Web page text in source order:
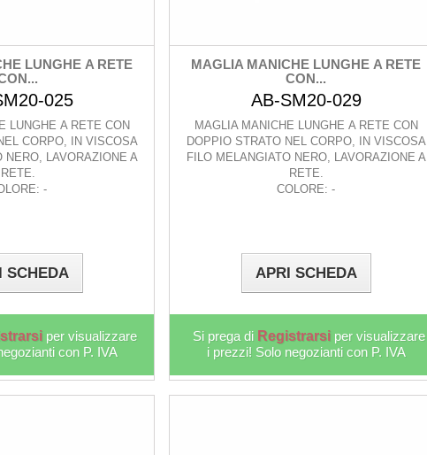
LUNGHE A RETE
025
LUNGHE A RETE CON
CORPO, IN VISCOSA
NERO, LAVORAZIONE A
RETE.
-
SCHEDA
per visualizzare
con P. IVA
MAGLIA MANICHE LUNGHE A RETE
CON...
AB-SM20-029
MAGLIA MANICHE LUNGHE A RETE CON
DOPPIO STRATO NEL CORPO, IN VISCOSA
FILO MELANGIATO NERO, LAVORAZIONE A
RETE.
COLORE: -
APRI SCHEDA
Si prega di Registrarsi per visualizzare
i prezzi! Solo negozianti con P. IVA